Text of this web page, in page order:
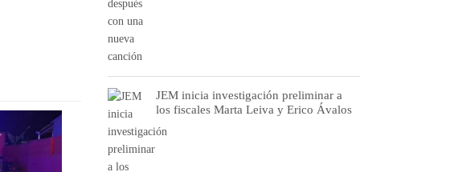
JEM inicia investigación preliminar a
los fiscales Marta Leiva y Erico Ávalos